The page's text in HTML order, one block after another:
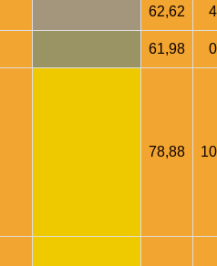
62,62
61,98
78,88